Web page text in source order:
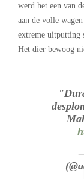
werd het een van
aan de volle
extreme uitputting
Het dier bewoog